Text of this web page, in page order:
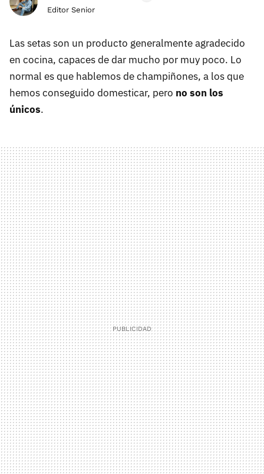
Editor Senior
Las setas son un producto generalmente agradecido
en cocina, capaces de dar mucho por muy poco. Lo
normal es que hablemos de champiñones, a los que
hemos conseguido domesticar, pero no son los
únicos.